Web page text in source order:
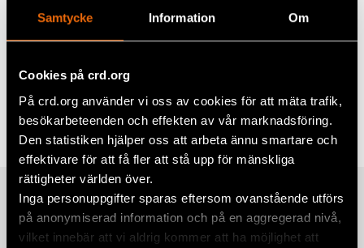
Samtycke Information Om
Cookies på crd.org
På crd.org använder vi oss av cookies för att mäta trafik,
besökarbeteenden och effekten av vår marknadsföring.
Den statistiken hjälper oss att arbeta ännu smartare och
effektivare för att få fler att stå upp för mänskliga
rättigheter världen över.
Inga personuppgifter sparas eftersom ovanstående utförs
på anonymiserad information och på en aggregerad nivå,
vilket innebär att vi aldrig kommer att ha möjlighet att
och rättsstatens principer.
Dela
Facebook
Twitter
Google+
Mail
TaggarAktuellt ,Eurasien
Relaterade artiklar